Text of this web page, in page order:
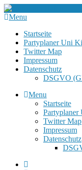
Menu
Startseite
Partyplaner Uni
Twitter Map
Impressum
Datenschutz
DSGVO
Menu
Startseite
Partyplaner
Twitter Map
Impressum
Datenschutz